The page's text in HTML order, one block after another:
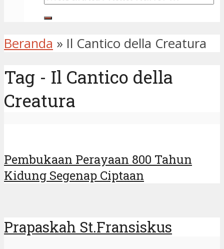
Beranda » Il Cantico della Creatura
Tag - Il Cantico della
Creatura
Pembukaan Perayaan 800 Tahun
Kidung Segenap Ciptaan
Prapaskah St.Fransiskus